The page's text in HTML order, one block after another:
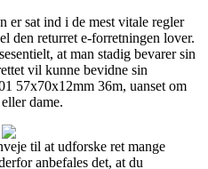
er sat ind i de mest vitale regler
den returret e-forretningen lover.
at man stadig bevarer sin
vil kunne bevidne sin
57x70x12mm 36m, uanset om
dame.
til at udforske ret mange
anbefales det, at du